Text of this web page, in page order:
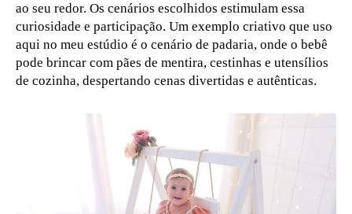
ao seu redor. Os cenários escolhidos estimulam essa
curiosidade e participação. Um exemplo criativo que uso
aqui no meu estúdio é o cenário de padaria, onde o bebê
pode brincar com pães de mentira, cestinhas e utensílios
de cozinha, despertando cenas divertidas e autênticas.